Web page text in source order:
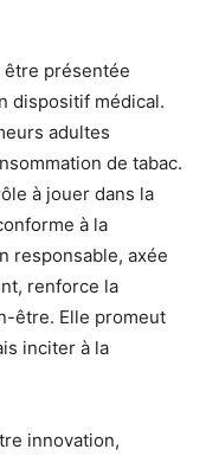
être présentée
dispositif médical.
adultes
de tabac.
à jouer dans la
à la
responsable, axée
renforce la
être. Elle promeut
inciter à la
innovation,